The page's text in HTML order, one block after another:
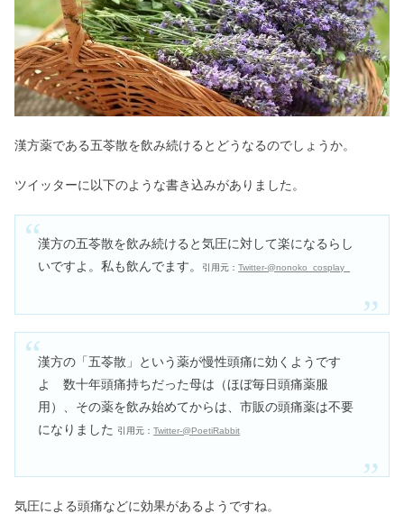
【なんかダサい女】とは？服・髪型を
見直して垢抜けた女性へ
丸メガネが似合わない女子は？ダサい
ってる女の人のイメージ&芸能人
ニベアパックのやり方＆効果｜お風呂
では？したまま寝るのは意味ない？
ブッキングドットコムはやばい＆ひど
い？予約とれてないの評判も
酸熱トリートメントはやめた方がい
い？デメリット&向いてる人も
漢方薬である五苓散を飲み続けるとどうなるのでしょうか。
ツイッターに以下のような書き込みがありました。
漢方の五苓散を飲み続けると気圧に対して楽になるらし
いですよ。私も飲んでます。
引用元：Twitter-@nonoko_cosplay_
漢方の「五苓散」という薬が慢性頭痛に効くようです
よ 数十年頭痛持ちだった母は（ほぼ毎日頭痛薬服
用）、その薬を飲み始めてからは、市販の頭痛薬は不要
になりました
引用元：Twitter-@PoetiRabbit
気圧による頭痛などに効果があるようですね。